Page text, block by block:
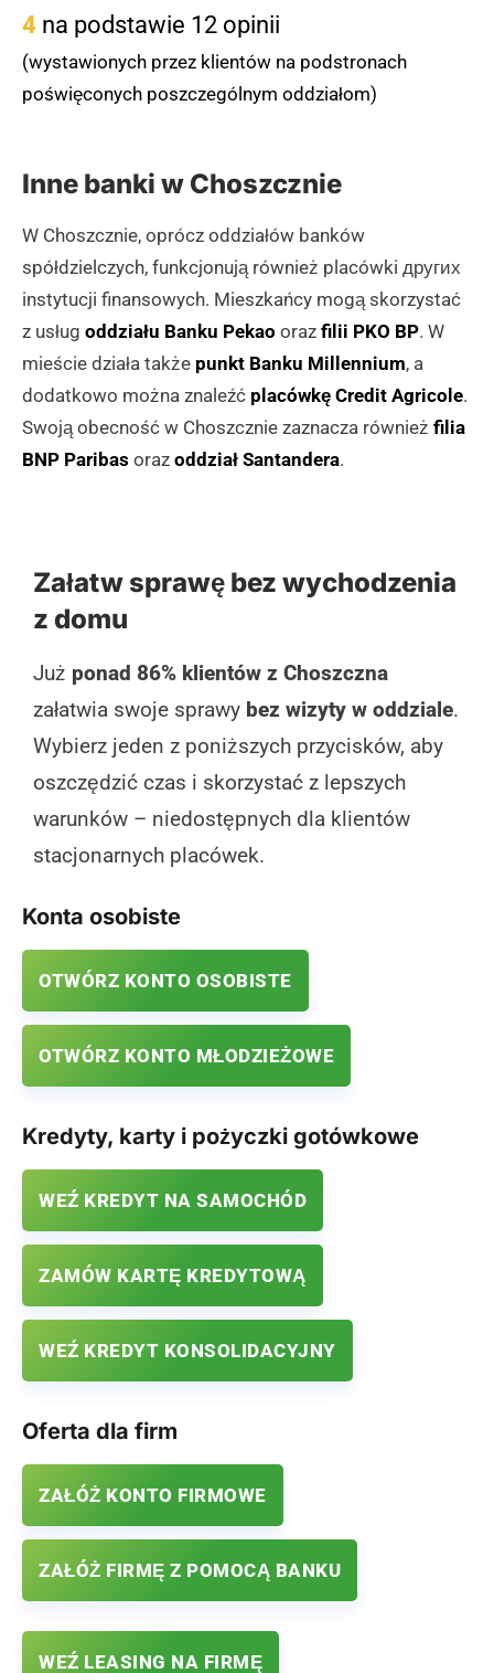
4 na podstawie 12 opinii
(wystawionych przez klientów na podstronach
poświęconych poszczególnym oddziałom)
Inne banki w Choszcznie
W Choszcznie, oprócz oddziałów banków
spółdzielczych, funkcjonują również placówki других
instytucji finansowych. Mieszkańcy mogą skorzystać
z usług oddziału Banku Pekao oraz filii PKO BP. W
mieście działa także punkt Banku Millennium, a
dodatkowo można znaleźć placówkę Credit Agricole.
Swoją obecność w Choszcznie zaznacza również filia
BNP Paribas oraz oddział Santandera.
Załatw sprawę bez wychodzenia
z domu
Już ponad 86% klientów z Choszczna
załatwia swoje sprawy bez wizyty w oddziale.
Wybierz jeden z poniższych przycisków, aby
oszczędzić czas i skorzystać z lepszych
warunków – niedostępnych dla klientów
stacjonarnych placówek.
Konta osobiste
OTWÓRZ KONTO OSOBISTE
OTWÓRZ KONTO MŁODZIEŻOWE
Kredyty, karty i pożyczki gotówkowe
WEŹ KREDYT NA SAMOCHÓD
ZAMÓW KARTĘ KREDYTOWĄ
WEŹ KREDYT KONSOLIDACYJNY
Oferta dla firm
ZAŁÓŻ KONTO FIRMOWE
ZAŁÓŻ FIRMĘ Z POMOCĄ BANKU
WEŹ LEASING NA FIRMĘ